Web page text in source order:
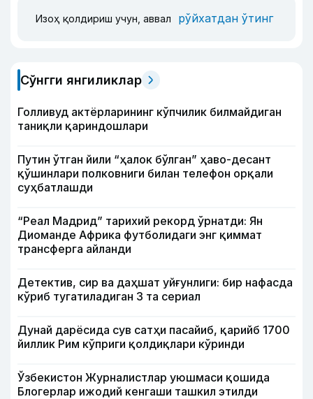
Изоҳ қолдириш учун, аввал рўйхатдан ўтинг
Сўнгги янгиликлар
Голливуд актёрларининг кўпчилик билмайдиган
таниқли қариндошлари
Путин ўтган йили “ҳалок бўлган” ҳаво-десант
қўшинлари полковниги билан телефон орқали
суҳбатлашди
“Реал Мадрид” тарихий рекорд ўрнатди: Ян
Диоманде Африка футболидаги энг қиммат
трансферга айланди
Детектив, сир ва даҳшат уйғунлиги: бир нафасда
кўриб тугатиладиган 3 та сериал
Дунай дарёсида сув сатҳи пасайиб, қарийб 1700
йиллик Рим кўприги қолдиқлари кўринди
Ўзбекистон Журналистлар уюшмаси қошида
Блогерлар ижодий кенгаши ташкил этилди